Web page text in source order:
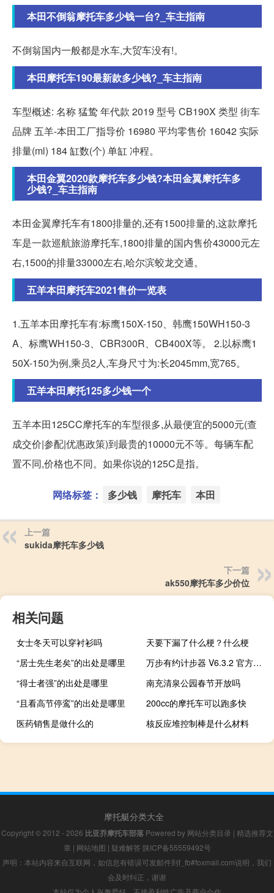
本田不倒翁摩托车多少钱一台?_车主指南
不倒翁国内一般都是水车,大贸车没有!。
本田摩托车190最新款多少钱?_车主指南
车型概述: 名称 猛鸷 年代款 2019 型号 CB190X 类型 街车
品牌 五羊-本田工厂指导价 16980 平均零售价 16042 实际
排量(ml) 184 缸数(个) 单缸 冲程。
本田金翼2020款摩托车多少钱?本田金翼摩托车多
少钱?_车主指南
本田金翼摩托车有1800排量的,还有1500排量的,这款摩托
车是一款巡航旅游摩托车,1800排量的国内售价43000元左
右,1500的排量33000左右,哈尔滨蛟龙交通。
五羊本田摩托车2021售价一览表
1.五羊本田摩托车有:标鹰150X-150、韩鹰150WH150-3
A、标鹰WH150-3、CBR300R、CB400X等。 2.以标鹰1
50X-150为例,乘员2人,车身尺寸为:长2045mm,宽765。
五羊本田摩托125多少钱一个
五羊本田125CC摩托车的车型很多,从最便宜的5000元(查
成交价|参配|优惠政策)到最贵的10000元不等。每辆车配
置不同,价格也不同。如果你说的125C是指。
网络标签： 多少钱 摩托车 本田
上一篇
sukida摩托车多少钱
下一篇
ak550摩托车多少价位
相关问题
女士冬天可以穿衬衫吗
天要下漏了什么梗？什么梗
“居士先生老矣”的出处是哪里
万步有约计步器 V6.3.2 官方最新版（万步有约计步器 V6.3.2 官方最新版功能简介）
“得士者强”的出处是哪里
南充清泉公园春节开放吗
“且看高节停鸾”的出处是哪里
200cc的摩托车可以跑多快
医药销售是做什么的
核反应堆控制棒是什么材料
摩托艇分类大全
Copyright © 2012 - 2026 比亚乔摩托车部落Powered by 网站分类目录 | 精选推荐文
章 | 网站地图 | 疑难解答 陕ICP备55559492号
声明：本站内容来自互联网，如信息有错误可发邮件到f_fb#foxmail.com说明，我们
会及时纠正，谢谢